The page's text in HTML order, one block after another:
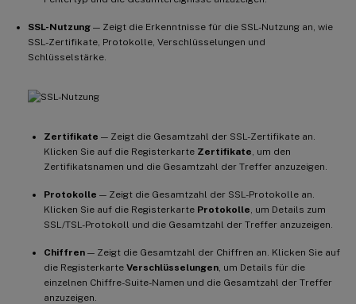
SSL-Nutzung — Zeigt die Erkenntnisse für die SSL-Nutzung an, wie
SSL-Zertifikate, Protokolle, Verschlüsselungen und
Schlüsselstärke.
Zertifikate — Zeigt die Gesamtzahl der SSL-Zertifikate an.
Klicken Sie auf die Registerkarte Zertifikate , um den
Zertifikatsnamen und die Gesamtzahl der Treffer anzuzeigen.
Protokolle — Zeigt die Gesamtzahl der SSL-Protokolle an.
Klicken Sie auf die Registerkarte Protokolle , um Details zum
SSL/TSL-Protokoll und die Gesamtzahl der Treffer anzuzeigen.
Chiffren — Zeigt die Gesamtzahl der Chiffren an. Klicken Sie auf
die Registerkarte Verschlüsselungen , um Details für die
einzelnen Chiffre-Suite-Namen und die Gesamtzahl der Treffer
anzuzeigen.